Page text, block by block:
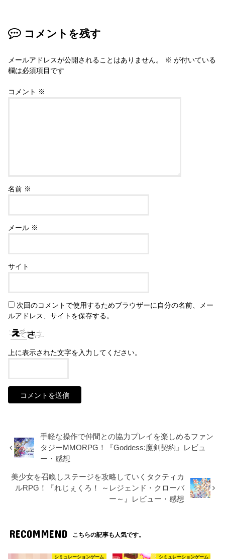
コメントを残す
メールアドレスが公開されることはありません。 ※ が付いている
欄は必須項目です
コメント ※
名前 ※
メール ※
サイト
次回のコメントで使用するためブラウザーに自分の名前、メー
ルアドレス、サイトを保存する。
上に表示された文字を入力してください。
手軽な操作で仲間との協力プレイを楽しめるファン
タジーMMORPG！『Goddess:魔剣契約』レビュ
ー・感想
美少女を召喚しステージを攻略していくタクティカ
ルRPG！『れじぇくろ！ ～レジェンド・クローバ
ー～』レビュー・感想
RECOMMEND こちらの記事も人気です。
シミュレーションゲーム シミュレーションゲーム